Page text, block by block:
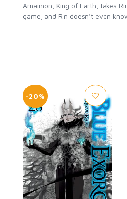
Amaimon, King of Earth, takes
game, and Rin doesn’t even
-20%